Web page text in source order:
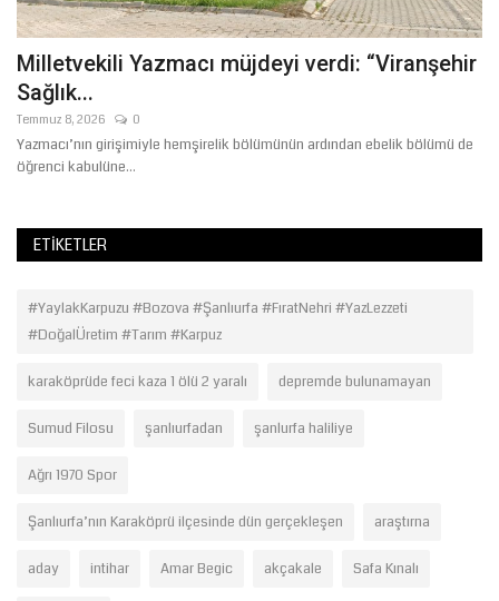
Milletvekili Yazmacı müjdeyi verdi: “Viranşehir
Sağlık...
Temmuz 8, 2026 0
Yazmacı’nın girişimiyle hemşirelik bölümünün ardından ebelik bölümü de
öğrenci kabulüne...
ETIKETLER
#YaylakKarpuzu #Bozova #Şanlıurfa #FıratNehri #YazLezzeti
#DoğalÜretim #Tarım #Karpuz
karaköprüde feci kaza 1 ölü 2 yaralı depremde bulunamayan
Sumud Filosu şanlıurfadan şanlurfa haliliye
Ağrı 1970 Spor
Şanlıurfa’nın Karaköprü ilçesinde dün gerçekleşen araştırna
aday intihar Amar Begic akçakale Safa Kınalı